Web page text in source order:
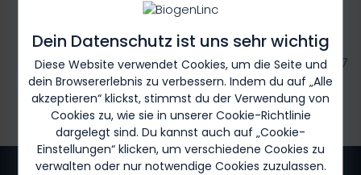
Dein Datenschutz ist uns sehr wichtig
Diese Website verwendet Cookies, um die Seite und
dein Browsererlebnis zu verbessern. Indem du auf „Alle
akzeptieren“ klickst, stimmst du der Verwendung von
Cookies zu, wie sie in unserer Cookie-Richtlinie
dargelegt sind. Du kannst auch auf „Cookie-
Einstellungen“ klicken, um verschiedene Cookies zu
verwalten oder nur notwendige Cookies zuzulassen.
Biogen-246817